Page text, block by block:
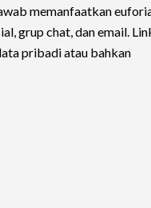
memanfaatkan
grup chat, dan email.
pribadi atau bahkan